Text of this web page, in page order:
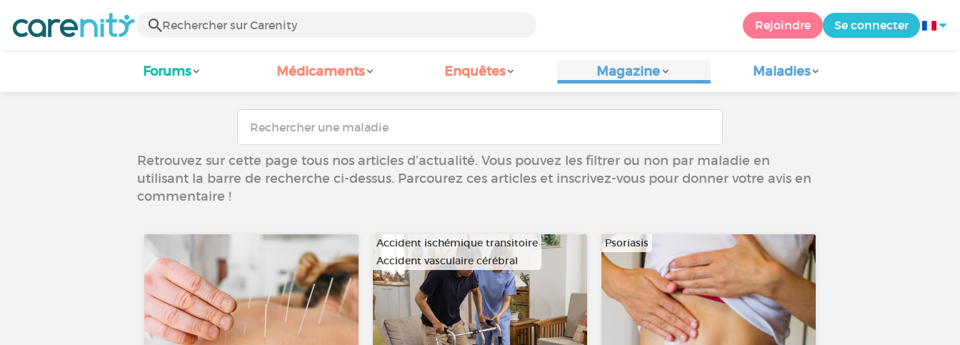
Rejoindre Se connecter
Forums Médicaments Enquêtes Magazine Maladies
Retrouvez sur cette page tous nos articles d’actualité. Vous pouvez les filtrer ou non par maladie en
utilisant la barre de recherche ci-dessus. Parcourez ces articles et inscrivez-vous pour donner votre avis en
commentaire !
Accident ischémique transitoire
Accident vasculaire cérébral
Psoriasis